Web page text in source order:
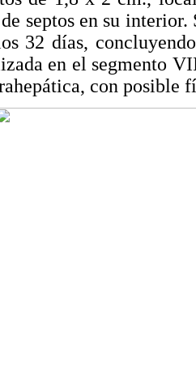
septos en su
32 días,
en el segmento
con posible